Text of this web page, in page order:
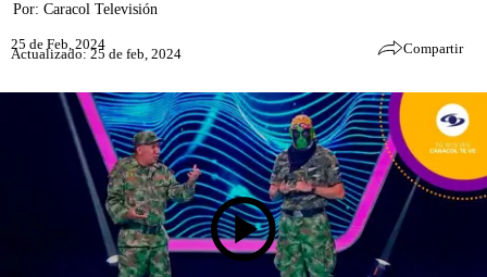
Por: Caracol Televisión
25 de Feb, 2024
Actualizado: 25 de feb, 2024 Compartir